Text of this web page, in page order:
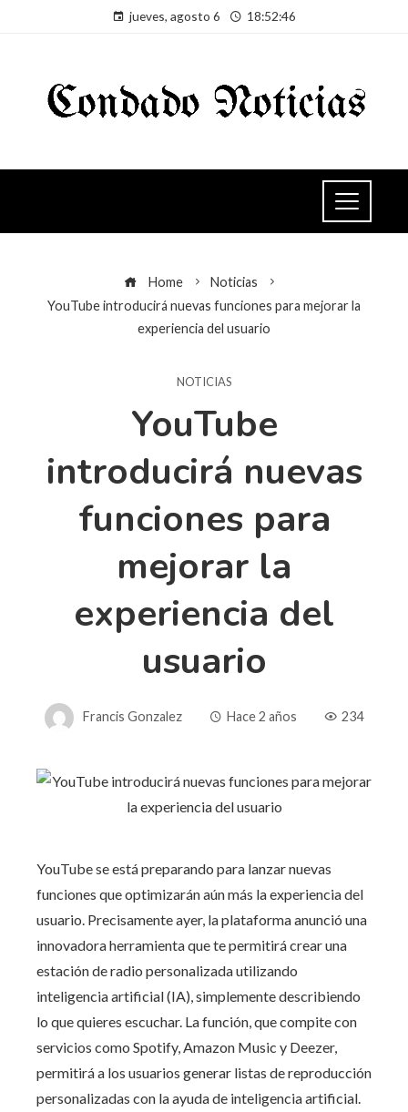
jueves, agosto 6 18:52:47
Home
Noticias
YouTube introducirá nuevas funciones para mejorar la
experiencia del usuario
NOTICIAS
YouTube
introducirá nuevas
funciones para
mejorar la
experiencia del
usuario
Francis Gonzalez Hace 2 años 234
YouTube se está preparando para lanzar nuevas
funciones que optimizarán aún más la experiencia del
usuario. Precisamente ayer, la plataforma anunció una
innovadora herramienta que te permitirá crear una
estación de radio personalizada utilizando
inteligencia artificial (IA), simplemente describiendo
lo que quieres escuchar. La función, que compite con
servicios como Spotify, Amazon Music y Deezer,
permitirá a los usuarios generar listas de reproducción
personalizadas con la ayuda de inteligencia artificial.